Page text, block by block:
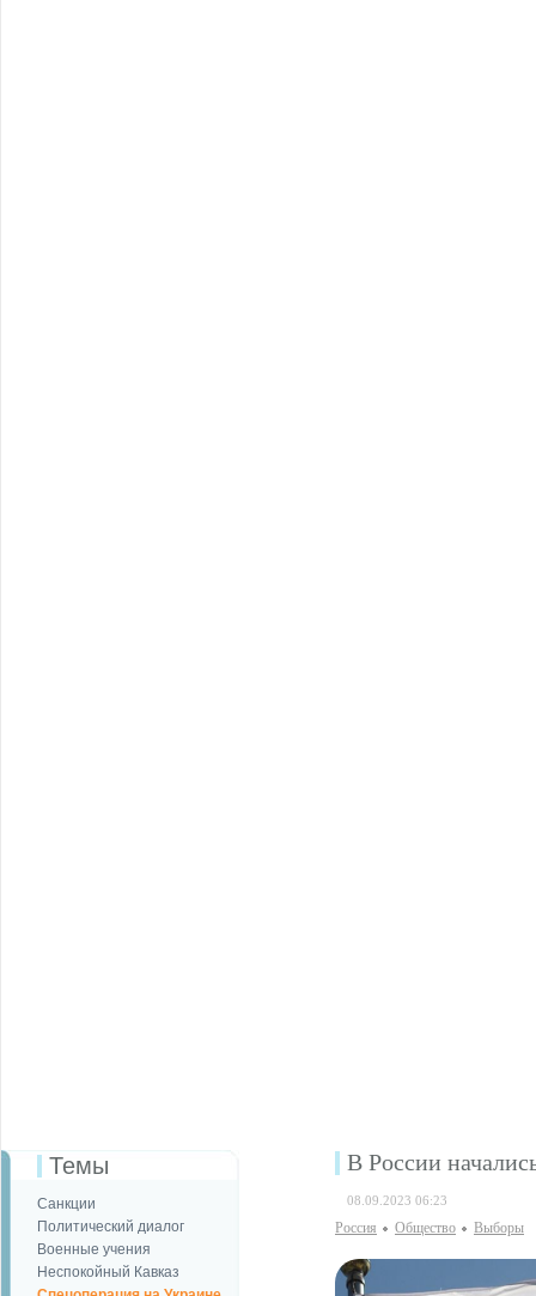
Темы
Санкции
Политический диалог
Военные учения
Неспокойный Кавказ
В России
08.09.2023 06:23
Россия Общество Выборы